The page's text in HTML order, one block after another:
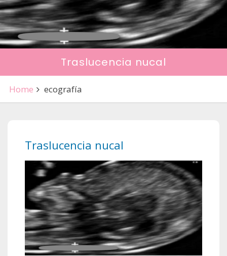
Traslucencia nucal
Home ecografía
Traslucencia nucal